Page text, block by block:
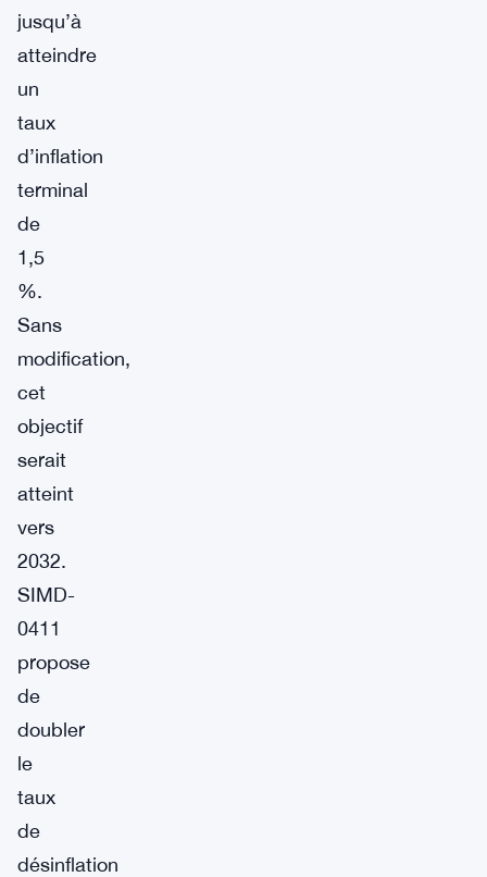
jusqu’à
atteindre
un
taux
d’inflation
terminal
de
1,5
%.
Sans
modification,
cet
objectif
serait
atteint
vers
2032.
SIMD-
0411
propose
de
doubler
le
taux
de
désinflation